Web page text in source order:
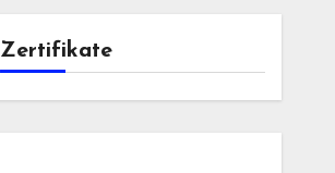
Zertifikate